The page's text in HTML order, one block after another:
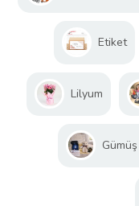
Etiket
Lilyum